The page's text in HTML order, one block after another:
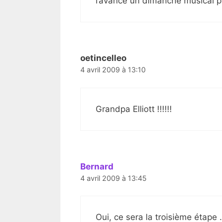
oetincelleo
4 avril 2009 à 13:10
Grandpa Elliott !!!!!!
Bernard
4 avril 2009 à 13:45
Oui, ce sera la troisième étape